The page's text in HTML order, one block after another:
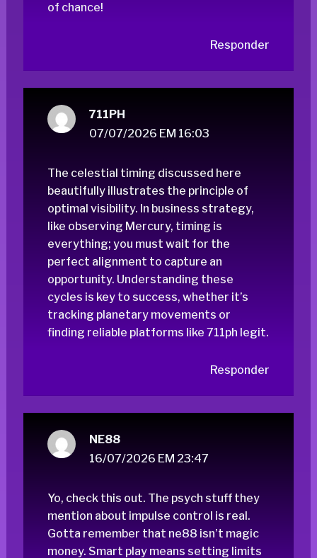
of chance!
Responder
711PH
07/07/2026 EM 16:03
The celestial timing discussed here
beautifully illustrates the principle of
optimal visibility. In business strategy,
like observing Mercury, timing is
everything; you must wait for the
perfect alignment to capture an
opportunity. Understanding these
cycles is key to success, whether it’s
tracking planetary movements or
finding reliable platforms like 711ph legit.
Responder
NE88
16/07/2026 EM 23:47
Yo, check this out. The psych stuff they
mention about impulse control is real.
Gotta remember that ne88 isn’t magic
money. Smart play means setting limits